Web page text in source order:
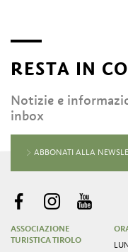
RESTA IN
Notizie e
inbox
ABBONATI ALLA
ASSOCIAZIONE
TURISTICA TIROLO